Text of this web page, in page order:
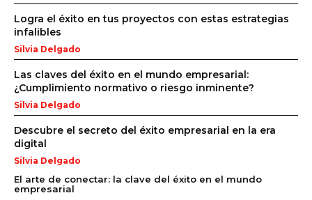
Logra el éxito en tus proyectos con estas estrategias
infalibles
Silvia Delgado
Las claves del éxito en el mundo empresarial:
¿Cumplimiento normativo o riesgo inminente?
Silvia Delgado
Descubre el secreto del éxito empresarial en la era
digital
Silvia Delgado
El arte de conectar: la clave del éxito en el mundo
empresarial